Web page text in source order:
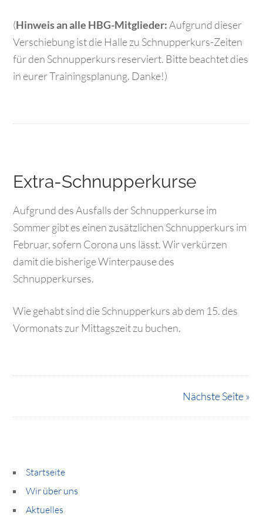
(Hinweis an alle HBG-Mitglieder:Aufgrund dieser
Verschiebung ist die Halle zu Schnupperkurs-Zeiten
für den Schnupperkurs reserviert. Bitte beachtet dies
in eurer Trainingsplanung. Danke!)
Extra-Schnupperkurse
Aufgrund des Ausfalls der Schnupperkurse im
Sommer gibt es einen zusätzlichen Schnupperkurs im
Februar, sofern Corona uns lässt. Wir verkürzen
damit die bisherige Winterpause des
Schnupperkurses.
Wie gehabt sind die Schnupperkurs ab dem 15. des
Vormonats zur Mittagszeit zu buchen.
Nächste Seite »
Startseite
Wir über uns
Aktuelles